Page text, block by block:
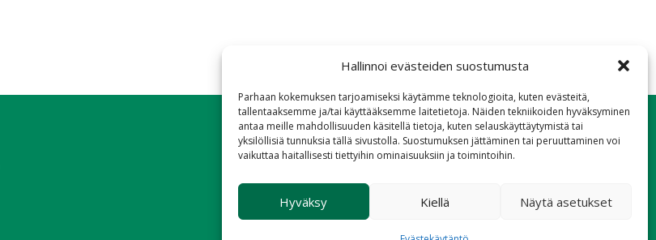
Hallinnoi evästeiden suostumusta
Parhaan kokemuksen tarjoamiseksi käytämme teknologioita, kuten evästeitä,
tallentaaksemme ja/tai käyttääksemme laitetietoja. Näiden tekniikoiden hyväksyminen
antaa meille mahdollisuuden käsitellä tietoja, kuten selauskäyttäytymistä tai
yksilöllisiä tunnuksia tällä sivustolla. Suostumuksen jättäminen tai peruuttaminen voi
vaikuttaa haitallisesti tiettyihin ominaisuuksiin ja toimintoihin.
Hyväksy Kiellä Näytä asetukset